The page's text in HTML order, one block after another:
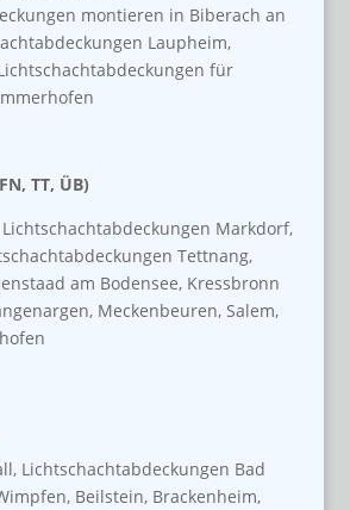
montieren in Biberach an
Laupheim,
für
TT, ÜB)
Markdorf,
Tettnang,
am Bodensee, Kressbronn
Meckenbeuren, Salem,
Lichtschachtabdeckungen Bad
Beilstein, Brackenheim,